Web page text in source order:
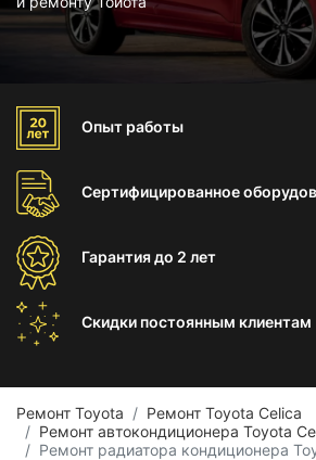
Опыт работы
Сертифицированное
Гарантиядо 2 лет
Скидки постоянным клиентам
Ремонт Toyota
Ремонт Toyota Celica
Ремонт автокондиционера Toyota
Ремонт радиатора кондиционера